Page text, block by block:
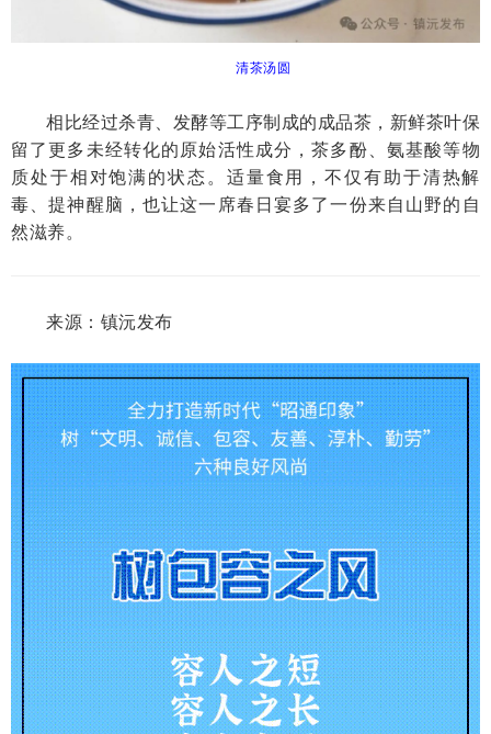
清茶汤圆
相比经过杀青、发酵等工序制成的成品茶，新鲜茶叶保
留了更多未经转化的原始活性成分，茶多酚、氨基酸等物
质处于相对饱满的状态。适量食用，不仅有助于清热解
毒、提神醒脑，也让这一席春日宴多了一份来自山野的自
然滋养。
来源：镇沅发布